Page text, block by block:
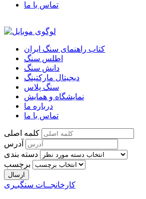
تماس با ما
کتاب راهنمای سنگ ایران
اطلس سنگ
دانش سنگ
دیجیتال مارکتینگ
سنگ پلاس
نمایشگاه و همایش
درباره ما
تماس با ما
کلمه اصلی
آدرس
دسته بندی
برچسب
کارخانجــات سنگبـری